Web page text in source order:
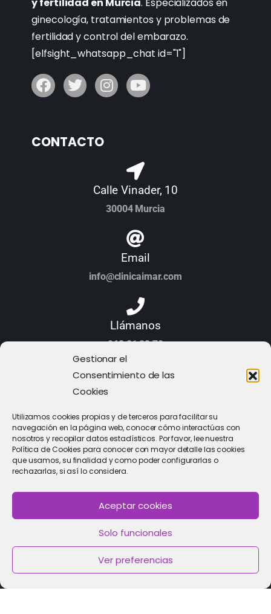
Gestionar el
Consentimiento de las
Cookies
Utilizamos cookies propias y de terceros para facilitar su
navegación en la página web, conocer cómo interactúas con
nosotros y recopilar datos estadísticos. Por favor, lee nuestra
Política de Cookies para conocer con mayor detalle las cookies
que usamos, su finalidad y como poder configurarlas o
rechazarlas, si así lo considera.
Aceptar cookies
Solo funcionales
Ver preferencias
y fertilidad en Murcia. Especializados en
ginecología, tratamientos y problemas de
fertilidad y control del embarazo.
[elfsight_whatsapp_chat id="1"]
CONTACTO
Calle Vinader, 10
30004 Murcia
Email
info@clinicaimar.com
Llámanos
968 21 23 70
PIDE CITA
Solicitar cita con un especialista